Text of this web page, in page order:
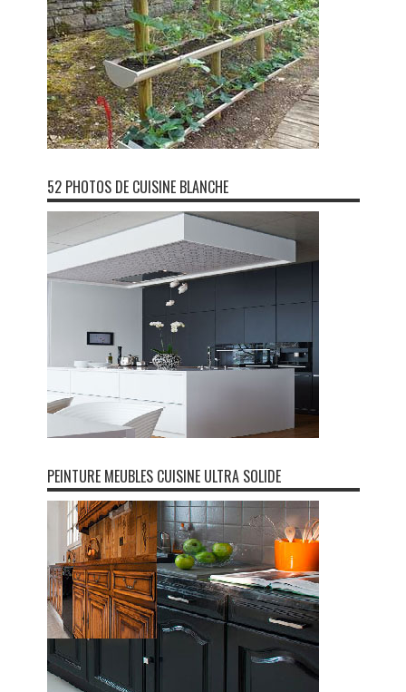
52 PHOTOS DE CUISINE BLANCHE
PEINTURE MEUBLES CUISINE ULTRA SOLIDE